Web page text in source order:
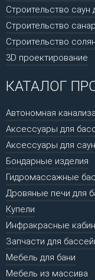
Строительство
Строительство
Строительство
3D проектирование
КАТАЛОГ
Автономная
Аксессуары для
Аксессуары для
Бондарные изделия
Гидромассажные
Дровяные печи для
Купели
Инфракрасные
Запчасти для
Мебель для бани
Мебель из массива